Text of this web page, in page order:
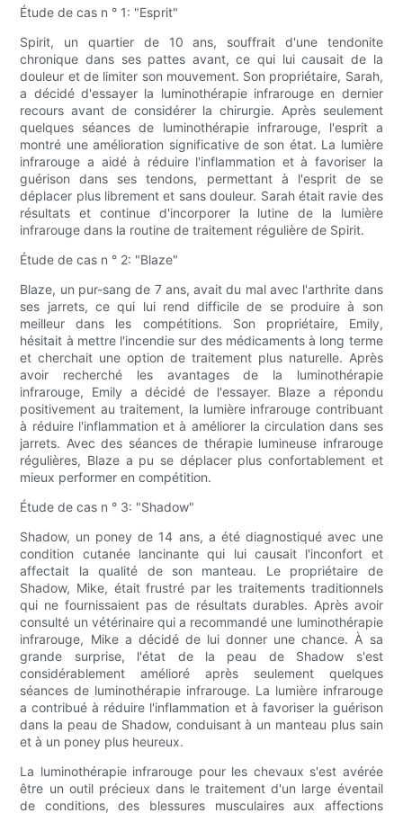
Étude de cas n ° 1: "Esprit"
Spirit, un quartier de 10 ans, souffrait d'une tendonite
chronique dans ses pattes avant, ce qui lui causait de la
douleur et de limiter son mouvement. Son propriétaire, Sarah,
a décidé d'essayer la luminothérapie infrarouge en dernier
recours avant de considérer la chirurgie. Après seulement
quelques séances de luminothérapie infrarouge, l'esprit a
montré une amélioration significative de son état. La lumière
infrarouge a aidé à réduire l'inflammation et à favoriser la
guérison dans ses tendons, permettant à l'esprit de se
déplacer plus librement et sans douleur. Sarah était ravie des
résultats et continue d'incorporer la lutine de la lumière
infrarouge dans la routine de traitement régulière de Spirit.
Étude de cas n ° 2: "Blaze"
Blaze, un pur-sang de 7 ans, avait du mal avec l'arthrite dans
ses jarrets, ce qui lui rend difficile de se produire à son
meilleur dans les compétitions. Son propriétaire, Emily,
hésitait à mettre l'incendie sur des médicaments à long terme
et cherchait une option de traitement plus naturelle. Après
avoir recherché les avantages de la luminothérapie
infrarouge, Emily a décidé de l'essayer. Blaze a répondu
positivement au traitement, la lumière infrarouge contribuant
à réduire l'inflammation et à améliorer la circulation dans ses
jarrets. Avec des séances de thérapie lumineuse infrarouge
régulières, Blaze a pu se déplacer plus confortablement et
mieux performer en compétition.
Étude de cas n ° 3: "Shadow"
Shadow, un poney de 14 ans, a été diagnostiqué avec une
condition cutanée lancinante qui lui causait l'inconfort et
affectait la qualité de son manteau. Le propriétaire de
Shadow, Mike, était frustré par les traitements traditionnels
qui ne fournissaient pas de résultats durables. Après avoir
consulté un vétérinaire qui a recommandé une luminothérapie
infrarouge, Mike a décidé de lui donner une chance. À sa
grande surprise, l'état de la peau de Shadow s'est
considérablement amélioré après seulement quelques
séances de luminothérapie infrarouge. La lumière infrarouge
a contribué à réduire l'inflammation et à favoriser la guérison
dans la peau de Shadow, conduisant à un manteau plus sain
et à un poney plus heureux.
La luminothérapie infrarouge pour les chevaux s'est avérée
être un outil précieux dans le traitement d'un large éventail
de conditions, des blessures musculaires aux affections